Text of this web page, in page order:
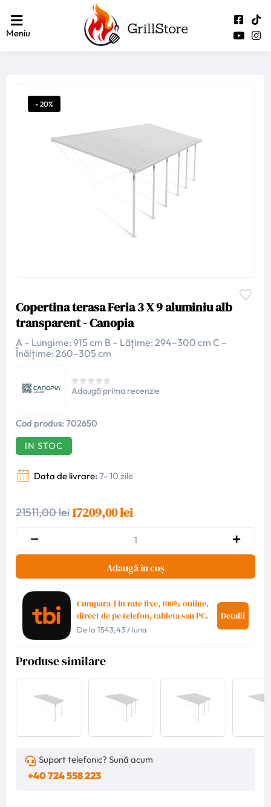
Meniu
- 20%
Copertina terasa Feria 3 X 9 aluminiu alb
transparent - Canopia
A – Lungime: 915 cm B – Lățime: 294–300 cm C –
Înălțime: 260–305 cm
Adaugă prima recenzie
Cod produs: 702650
IN STOC
Data de livrare: 7- 10 zile
21511,00 lei17209,00 lei
Adaugă în coș
Cumpara-l in rate fixe, 100% online,
direct de pe telefon, tableta sau PC.
De la1543,43 / luna
Detalii
Produse similare
Suport telefonic? Sună acum
+40 724 558 223